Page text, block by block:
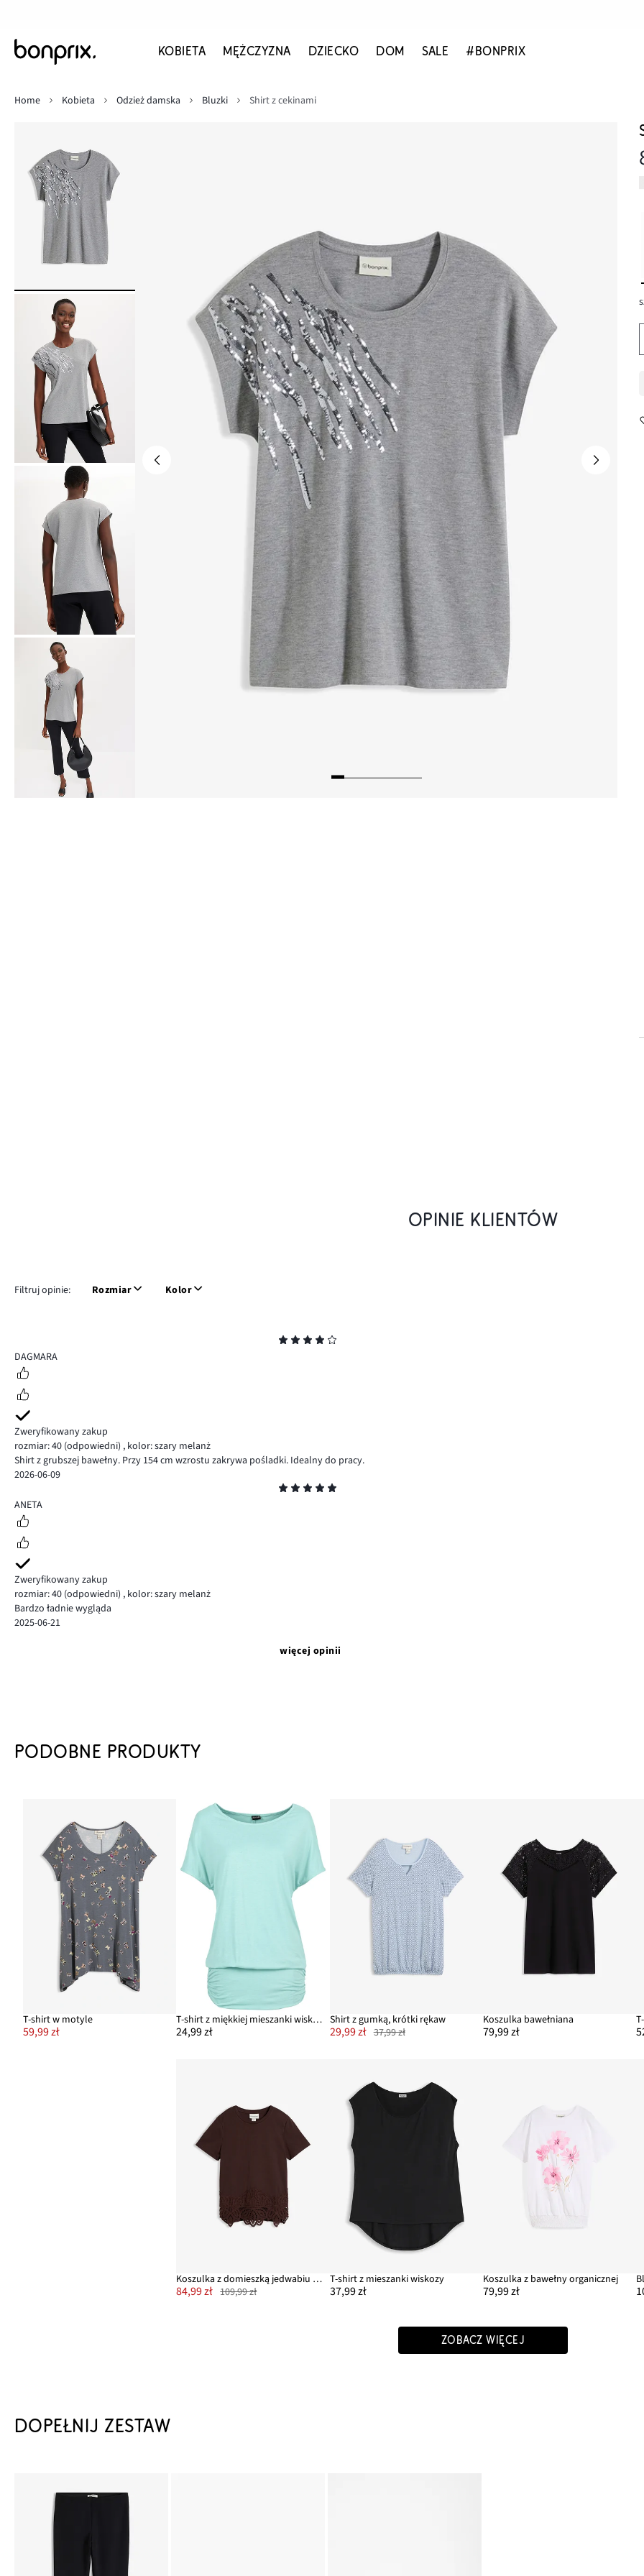
KOBIETA MĘŻCZYZNA DZIECKO DOM SALE #BONPRIX
Home
Kobieta Odzież damska Bluzki Shirt z cekinami
OPINIE KLIENTÓW
Filtruj opinie: Rozmiar Kolor
4
DAGMARA
Zweryfikowany zakup
rozmiar: 40 (odpowiedni) , kolor: szary melanż
Shirt z grubszej bawełny. Przy 154 cm wzrostu zakrywa pośladki. Idealny do pracy.
2026-06-09
5
ANETA
Zweryfikowany zakup
rozmiar: 40 (odpowiedni) , kolor: szary melanż
Bardzo ładnie wygląda
2025-06-21
więcej opinii
PODOBNE PRODUKTY
T-shirt w motyle
59,99 zł
T-shirt z miękkiej mieszanki wiskozy
24,99 zł
Shirt z gumką, krótki rękaw
29,99 zł 37,99 zł
Koszulka bawełniana
79,99 zł
Koszulka z domieszką jedwabiu i szydełkową koronką
84,99 zł 109,99 zł
T-shirt z mieszanki wiskozy
37,99 zł
Koszulka z bawełny organicznej
79,99 zł
ZOBACZ WIĘCEJ
DOPEŁNIJ ZESTAW